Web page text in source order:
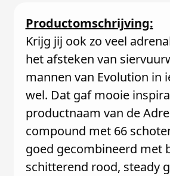
Productomschrijving:
Krijg jij ook zo veel
het afsteken van
mannen van Evolution in
wel. Dat gaf mooie
productnaam van de
compound met 66
goed gecombineerd met
schitterend rood, steady